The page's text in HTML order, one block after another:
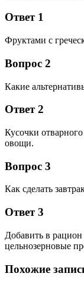
Ответ 1
Фруктами с
Вопрос 2
Какие
Ответ 2
Кусочки
овощи.
Вопрос 3
Как сделать
Ответ 3
Добавить в
цельнозерновые
Похожие